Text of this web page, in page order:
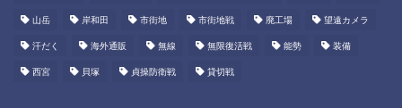
山岳 岸和田 市街地 市街地戦 廃工場 望遠カメラ
汗だく 海外通販 無線 無限復活戦 能勢 装備
西宮 貝塚 貞操防衛戦 貸切戦